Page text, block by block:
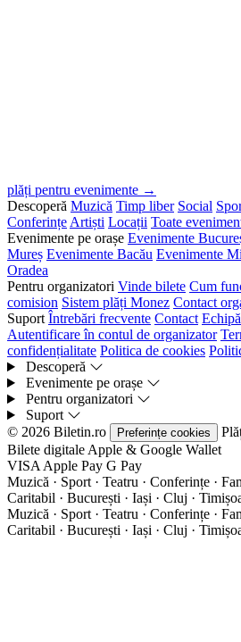
plăți pentru evenimente →
Descoperă Muzică Timp liber Social
Conferințe Artiști Locații Toate
Evenimente pe orașe Evenimente
Mureș Evenimente Bacău Evenimente
Oradea
Pentru organizatori Vinde bilete Cum
comision Sistem plăți Monez Contact
Suport Întrebări frecvente Contact Echipă
Autentificare în contul de organizator
confidențialitate Politica de cookies
Descoperă
Evenimente pe orașe
Pentru organizatori
Suport
© 2026 Biletin.ro
Preferințe cookies
Bilete digitale Apple & Google Wallet
VISA Apple Pay G Pay
Muzică · Sport · Teatru · Conferințe ·
Caritabil · București · Iași · Cluj ·
Muzică · Sport · Teatru · Conferințe ·
Caritabil · București · Iași · Cluj ·